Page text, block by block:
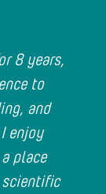
8 years,
to
and
enjoy
place